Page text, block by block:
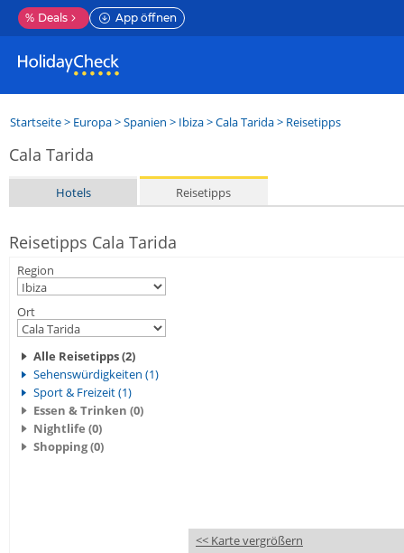
% Deals App öffnen
Startseite> Europa>Spanien > Ibiza>Cala Tarida> Reisetipps
Cala Tarida
Hotels Reisetipps
Reisetipps Cala Tarida
Region
Ort
Alle Reisetipps (2)
Sehenswürdigkeiten (1)
Sport & Freizeit (1)
Essen & Trinken (0)
Nightlife (0)
Shopping (0)
<< Karte vergrößern